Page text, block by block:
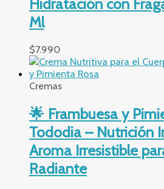
Ml
$7.990
Cremas
🌟 Frambuesa y
Tododia – Nutrición
Aroma Irresistible
Radiante